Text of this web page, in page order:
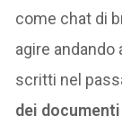
come chat di
agire
scritti nel
dei